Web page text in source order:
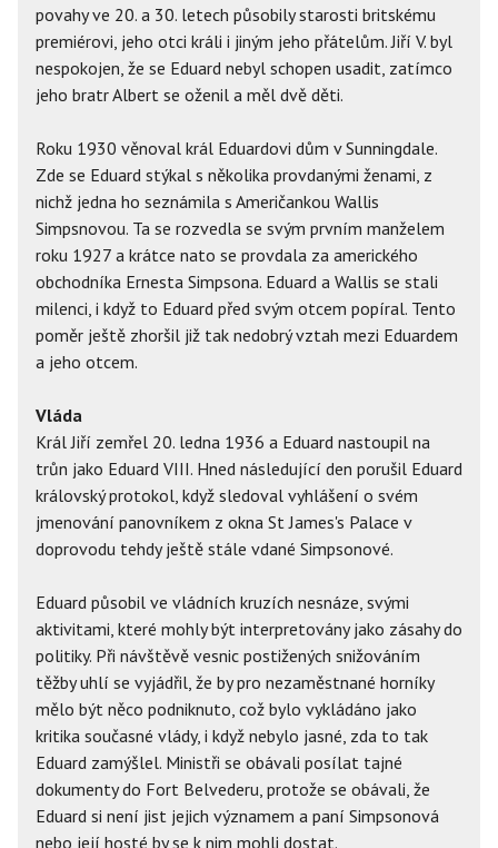
povahy ve 20. a 30. letech působily starosti britskému
premiérovi, jeho otci králi i jiným jeho přátelům. Jiří V. byl
nespokojen, že se Eduard nebyl schopen usadit, zatímco
jeho bratr Albert se oženil a měl dvě děti.
Roku 1930 věnoval král Eduardovi dům v Sunningdale.
Zde se Eduard stýkal s několika provdanými ženami, z
nichž jedna ho seznámila s Američankou Wallis
Simpsnovou. Ta se rozvedla se svým prvním manželem
roku 1927 a krátce nato se provdala za amerického
obchodníka Ernesta Simpsona. Eduard a Wallis se stali
milenci, i když to Eduard před svým otcem popíral. Tento
poměr ještě zhoršil již tak nedobrý vztah mezi Eduardem
a jeho otcem.
Vláda
Král Jiří zemřel 20. ledna 1936 a Eduard nastoupil na
trůn jako Eduard VIII. Hned následující den porušil Eduard
královský protokol, když sledoval vyhlášení o svém
jmenování panovníkem z okna St James's Palace v
doprovodu tehdy ještě stále vdané Simpsonové.
Eduard působil ve vládních kruzích nesnáze, svými
aktivitami, které mohly být interpretovány jako zásahy do
politiky. Při návštěvě vesnic postižených snižováním
těžby uhlí se vyjádřil, že by pro nezaměstnané horníky
mělo být něco podniknuto, což bylo vykládáno jako
kritika současné vlády, i když nebylo jasné, zda to tak
Eduard zamýšlel. Ministři se obávali posílat tajné
dokumenty do Fort Belvederu, protože se obávali, že
Eduard si není jist jejich významem a paní Simpsonová
nebo její hosté by se k nim mohli dostat.